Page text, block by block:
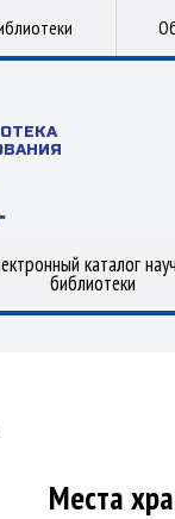
каталог
библиотеки
Места